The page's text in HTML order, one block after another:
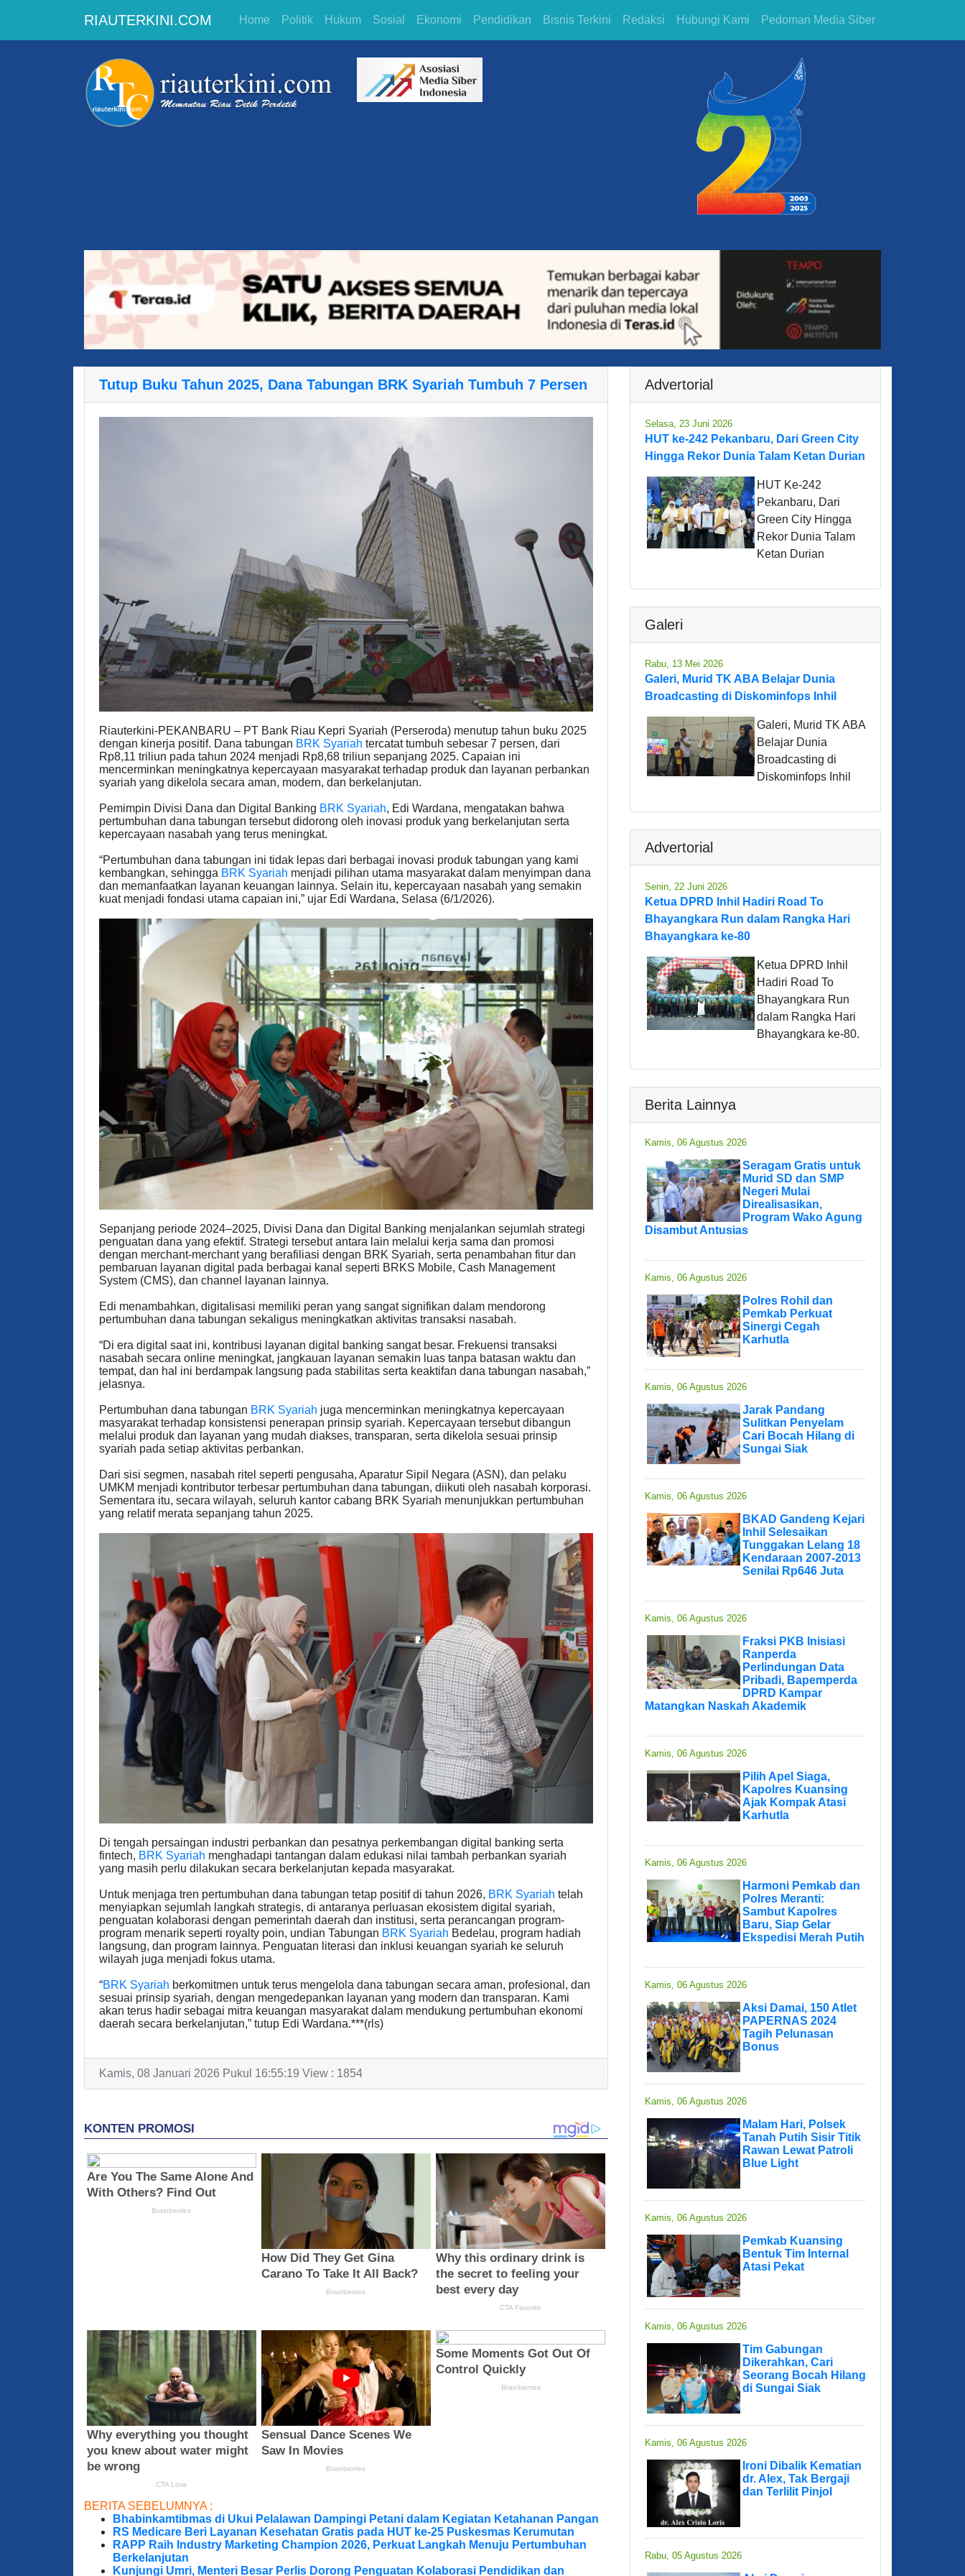
RIAUTERKINI.COM Home Politik Hukum Sosial Ekonomi Pendidikan Bisnis Terkini Redaksi Hubungi Kami Pedoman Media Siber
Tutup Buku Tahun 2025, Dana Tabungan BRK Syariah Tumbuh 7 Persen
Riauterkini-PEKANBARU – PT Bank Riau Kepri Syariah (Perseroda) menutup tahun buku 2025
dengan kinerja positif. Dana tabungan BRK Syariah tercatat tumbuh sebesar 7 persen, dari
Rp8,11 triliun pada tahun 2024 menjadi Rp8,68 triliun sepanjang 2025. Capaian ini
mencerminkan meningkatnya kepercayaan masyarakat terhadap produk dan layanan perbankan
syariah yang dikelola secara aman, modern, dan berkelanjutan.
Pemimpin Divisi Dana dan Digital Banking BRK Syariah, Edi Wardana, mengatakan bahwa
pertumbuhan dana tabungan tersebut didorong oleh inovasi produk yang berkelanjutan serta
kepercayaan nasabah yang terus meningkat.
“Pertumbuhan dana tabungan ini tidak lepas dari berbagai inovasi produk tabungan yang kami
kembangkan, sehingga BRK Syariah menjadi pilihan utama masyarakat dalam menyimpan dana
dan memanfaatkan layanan keuangan lainnya. Selain itu, kepercayaan nasabah yang semakin
kuat menjadi fondasi utama capaian ini,” ujar Edi Wardana, Selasa (6/1/2026).
Sepanjang periode 2024–2025, Divisi Dana dan Digital Banking menjalankan sejumlah strategi
penguatan dana yang efektif. Strategi tersebut antara lain melalui kerja sama dan promosi
dengan merchant-merchant yang berafiliasi dengan BRK Syariah, serta penambahan fitur dan
pembaruan layanan digital pada berbagai kanal seperti BRKS Mobile, Cash Management
System (CMS), dan channel layanan lainnya.
Edi menambahkan, digitalisasi memiliki peran yang sangat signifikan dalam mendorong
pertumbuhan dana tabungan sekaligus meningkatkan aktivitas transaksi nasabah.
“Di era digital saat ini, kontribusi layanan digital banking sangat besar. Frekuensi transaksi
nasabah secara online meningkat, jangkauan layanan semakin luas tanpa batasan waktu dan
tempat, dan hal ini berdampak langsung pada stabilitas serta keaktifan dana tabungan nasabah,”
jelasnya.
Pertumbuhan dana tabungan BRK Syariah juga mencerminkan meningkatnya kepercayaan
masyarakat terhadap konsistensi penerapan prinsip syariah. Kepercayaan tersebut dibangun
melalui produk dan layanan yang mudah diakses, transparan, serta dikelola sesuai prinsip
syariah pada setiap aktivitas perbankan.
Dari sisi segmen, nasabah ritel seperti pengusaha, Aparatur Sipil Negara (ASN), dan pelaku
UMKM menjadi kontributor terbesar pertumbuhan dana tabungan, diikuti oleh nasabah korporasi.
Sementara itu, secara wilayah, seluruh kantor cabang BRK Syariah menunjukkan pertumbuhan
yang relatif merata sepanjang tahun 2025.
Di tengah persaingan industri perbankan dan pesatnya perkembangan digital banking serta
fintech, BRK Syariah menghadapi tantangan dalam edukasi nilai tambah perbankan syariah
yang masih perlu dilakukan secara berkelanjutan kepada masyarakat.
Untuk menjaga tren pertumbuhan dana tabungan tetap positif di tahun 2026, BRK Syariah telah
menyiapkan sejumlah langkah strategis, di antaranya perluasan ekosistem digital syariah,
penguatan kolaborasi dengan pemerintah daerah dan institusi, serta perancangan program-
program menarik seperti royalty poin, undian Tabungan BRK Syariah Bedelau, program hadiah
langsung, dan program lainnya. Penguatan literasi dan inklusi keuangan syariah ke seluruh
wilayah juga menjadi fokus utama.
“BRK Syariah berkomitmen untuk terus mengelola dana tabungan secara aman, profesional, dan
sesuai prinsip syariah, dengan mengedepankan layanan yang modern dan transparan. Kami
akan terus hadir sebagai mitra keuangan masyarakat dalam mendukung pertumbuhan ekonomi
daerah secara berkelanjutan,” tutup Edi Wardana.***(rls)
Kamis, 08 Januari 2026 Pukul 16:55:19 View : 1854
BERITA SEBELUMNYA :
Bhabinkamtibmas di Ukui Pelalawan Dampingi Petani dalam Kegiatan Ketahanan Pangan
RS Medicare Beri Layanan Kesehatan Gratis pada HUT ke-25 Puskesmas Kerumutan
RAPP Raih Industry Marketing Champion 2026, Perkuat Langkah Menuju Pertumbuhan
Berkelanjutan
Kunjungi Umri, Menteri Besar Perlis Dorong Penguatan Kolaborasi Pendidikan dan
Advertorial
Selasa, 23 Juni 2026
HUT ke-242 Pekanbaru, Dari Green City
Hingga Rekor Dunia Talam Ketan Durian
HUT Ke-242
Pekanbaru, Dari
Green City Hingga
Rekor Dunia Talam
Ketan Durian
Galeri
Rabu, 13 Mei 2026
Galeri, Murid TK ABA Belajar Dunia
Broadcasting di Diskominfops Inhil
Galeri, Murid TK ABA
Belajar Dunia
Broadcasting di
Diskominfops Inhil
Advertorial
Senin, 22 Juni 2026
Ketua DPRD Inhil Hadiri Road To
Bhayangkara Run dalam Rangka Hari
Bhayangkara ke-80
Ketua DPRD Inhil
Hadiri Road To
Bhayangkara Run
dalam Rangka Hari
Bhayangkara ke-80.
Berita Lainnya
Kamis, 06 Agustus 2026
Seragam Gratis untuk
Murid SD dan SMP
Negeri Mulai
Direalisasikan,
Program Wako Agung
Disambut Antusias
Kamis, 06 Agustus 2026
Polres Rohil dan
Pemkab Perkuat
Sinergi Cegah
Karhutla
Kamis, 06 Agustus 2026
Jarak Pandang
Sulitkan Penyelam
Cari Bocah Hilang di
Sungai Siak
Kamis, 06 Agustus 2026
BKAD Gandeng Kejari
Inhil Selesaikan
Tunggakan Lelang 18
Kendaraan 2007-2013
Senilai Rp646 Juta
Kamis, 06 Agustus 2026
Fraksi PKB Inisiasi
Ranperda
Perlindungan Data
Pribadi, Bapemperda
DPRD Kampar
Matangkan Naskah Akademik
Kamis, 06 Agustus 2026
Pilih Apel Siaga,
Kapolres Kuansing
Ajak Kompak Atasi
Karhutla
Kamis, 06 Agustus 2026
Harmoni Pemkab dan
Polres Meranti:
Sambut Kapolres
Baru, Siap Gelar
Ekspedisi Merah Putih
Kamis, 06 Agustus 2026
Aksi Damai, 150 Atlet
PAPERNAS 2024
Tagih Pelunasan
Bonus
Kamis, 06 Agustus 2026
Malam Hari, Polsek
Tanah Putih Sisir Titik
Rawan Lewat Patroli
Blue Light
Kamis, 06 Agustus 2026
Pemkab Kuansing
Bentuk Tim Internal
Atasi Pekat
Kamis, 06 Agustus 2026
Tim Gabungan
Dikerahkan, Cari
Seorang Bocah Hilang
di Sungai Siak
Kamis, 06 Agustus 2026
Ironi Dibalik Kematian
dr. Alex, Tak Bergaji
dan Terlilit Pinjol
Rabu, 05 Agustus 2026